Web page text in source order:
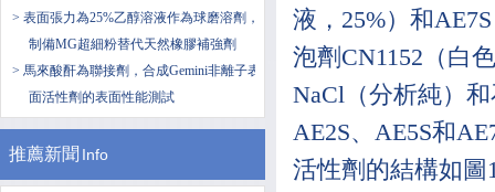
> 表面張力為25%乙醇溶液作為球磨溶劑，
制備MG超細粉替代天然橡膠補強劑
> 馬來酸酐為聯接劑，合成Gemini非離子表
面活性劑的表面性能測試
推薦新聞 Info
液，25%）和
泡劑CN1152（白
NaCl（分析純）
AE2S、AE5S和
活性劑的結構如圖